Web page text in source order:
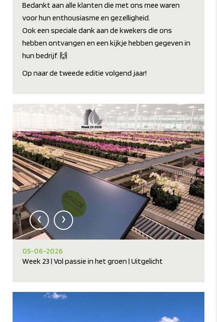
Bedankt aan alle klanten die met ons mee waren
voor hun enthousiasme en gezelligheid.
Ook een speciale dank aan de kwekers die ons
hebben ontvangen en een kijkje hebben gegeven in
hun bedrijf. 🙌
Op naar de tweede editie volgend jaar!
‹ ›
05-06-2026
Week 23 | Vol passie in het groen | Uitgelicht